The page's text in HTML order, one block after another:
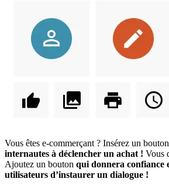
Vous êtes e-commerçant ? Insérez un bouton
internautes à déclencher un achat ! Vous
Ajoutez un bouton qui donnera confiance
utilisateurs d’instaurer un dialogue !